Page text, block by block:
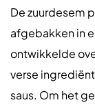
De zuurdesem
afgebakken in
ontwikkelde
verse
saus. Om het